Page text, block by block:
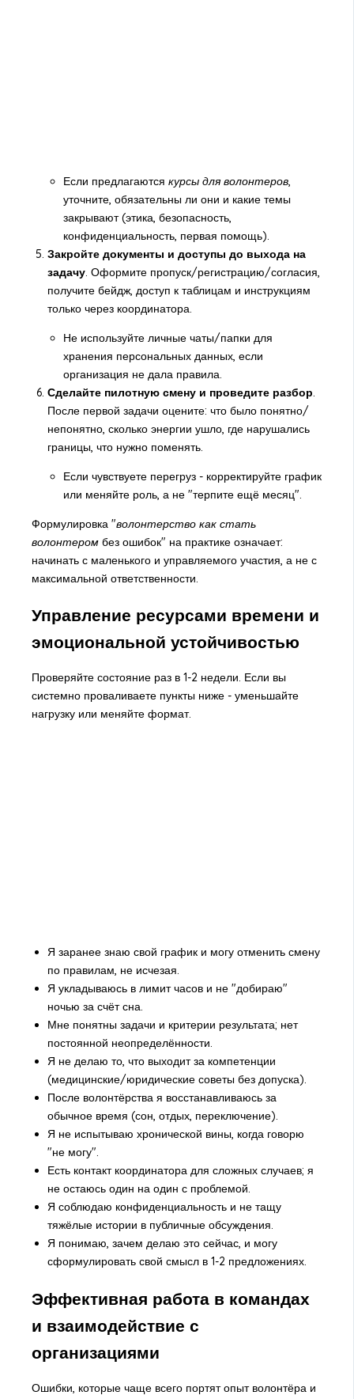
Если предлагаются курсы для волонтеров,
уточните, обязательны ли они и какие темы
закрывают (этика, безопасность,
конфиденциальность, первая помощь).
Закройте документы и доступы до выхода на
задачу. Оформите пропуск/регистрацию/согласия,
получите бейдж, доступ к таблицам и инструкциям
только через координатора.
Не используйте личные чаты/папки для
хранения персональных данных, если
организация не дала правила.
Сделайте пилотную смену и проведите разбор
После первой задачи оцените: что было понятно/
непонятно, сколько энергии ушло, где нарушались
границы, что нужно поменять.
Если чувствуете перегруз - корректируйте график
или меняйте роль, а не "терпите ещё месяц".
Формулировка "волонтерство как стать
волонтеромбез ошибок" на практике означает:
начинать с маленького и управляемого участия, а не с
максимальной ответственности.
Управление ресурсами времени и
эмоциональной устойчивостью
Проверяйте состояние раз в 1-2 недели. Если вы
системно проваливаете пункты ниже - уменьшайте
нагрузку или меняйте формат.
Я заранее знаю свой график и могу отменить смену
по правилам, не исчезая.
Я укладываюсь в лимит часов и не "добираю"
ночью за счёт сна.
Мне понятны задачи и критерии результата; нет
постоянной неопределённости.
Я не делаю то, что выходит за компетенции
(медицинские/юридические советы без допуска).
После волонтёрства я восстанавливаюсь за
обычное время (сон, отдых, переключение).
Я не испытываю хронической вины, когда говорю
"не могу".
Есть контакт координатора для сложных случаев; я
не остаюсь один на один с проблемой.
Я соблюдаю конфиденциальность и не тащу
тяжёлые истории в публичные обсуждения.
Я понимаю, зачем делаю это сейчас, и могу
сформулировать свой смысл в 1-2 предложениях.
Эффективная работа в командах
и взаимодействие с
организациями
Ошибки, которые чаще всего портят опыт волонтёра и